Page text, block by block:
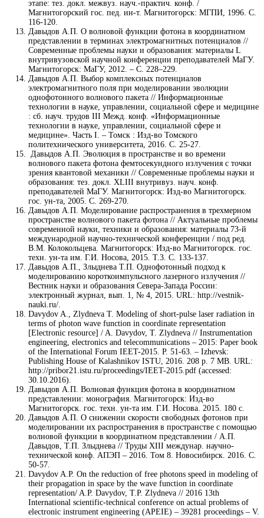
этапе: тез. докл. межвуз. науч.-практич. конф. /
Магнитогорский гос. пед. ин-т. Магнитогорск: МГПИ, 1996. С.
116-120.
Давыдов А.П. О волновой функции фотона в координатном
представлении в терминах электромагнитных потенциалов //
Современные проблемы науки и образования: материалы L
внутривузовcкой научной конференции преподавателей МаГУ.
Магнитогорск: МаГУ, 2012. – С. 228–229.
Давыдов А.П. Выбор комплексных потенциалов
электромагнитного поля при моделировании эволюции
однофотонного волнового пакета // Информационные
технологии в науке, управлении, социальной сфере и медицине
: сб. науч. трудов III Межд. конф. «Информационные
технологии в науке, управлении, социальной сфере и
медицине». Часть I. – Томск : Изд-во Томского
политехнического университета, 2016. С. 25-27.
Давыдов А.П. Эволюция в пространстве и во времени
волнового пакета фотона фемтосекундного излучения с точки
зрения квантовой механики // Современные проблемы науки и
образования: тез. докл. XLIII внутривуз. науч. конф.
преподавателей МаГУ. Магнитогорск: Изд-во Магнитогорск.
гос. ун-та, 2005. С. 269-270.
Давыдов А.П. Моделирование распространения в трехмерном
пространстве волнового пакета фотона // Актуальные проблемы
современной науки, техники и образования: материалы 73-й
международной научно-технической конференции / под ред.
В.М. Колокольцева. Магнитогорск: Изд-во Магнитогорск. гос.
техн. ун-та им. Г.И. Носова, 2015. Т.3. С. 133-137.
Давыдов А.П., Злыднева Т.П. Однофотонный подход к
моделированию короткоимпульсного лазерного излучения //
Вестник науки и образования Севера-Запада России:
электронный журнал, вып. 1, № 4, 2015. URL: http://vestnik-
nauki.ru/.
Davydov A., Zlydneva T. Modeling of short-pulse laser radiation in
terms of photon wave function in coordinate representation
[Electronic resource] / A. Davydov, T. Zlydneva // Instrumentation
engineering, electronics and telecommunications – 2015: Paper book
of the International Forum IEET-2015. P. 51-63. – Izhevsk:
Publishing House of Kalashnikov ISTU, 2016. 208 p. 7 MB. URL:
http://pribor21.istu.ru/proceedings/IEET-2015.pdf (accessed:
30.10.2016).
Давыдов А.П. Волновая функция фотона в координатном
представлении: монография. Магнитогорск: Изд-во
Магнитогорск. гос. техн. ун-та им. Г.И. Носова. 2015. 180 с.
Давыдов А.П. О снижении скорости свободных фотонов при
моделировании их распространения в пространстве с помощью
волновой функции в координатном представлении / А.П.
Давыдов, Т.П. Злыднева // Труды XIII междунар. научно-
технической конф. АПЭП – 2016. Том 8. Новосибирск. 2016. С.
50-57.
Davydov A.P. On the reduction of free photons speed in modeling of
their propagation in space by the wave function in coordinate
representation/ A.P. Davydov, T.P. Zlydneva // 2016 13th
International scientific-technical conference on actual problems of
electronic instrument engineering (APEIE) – 39281 proceedings – V.